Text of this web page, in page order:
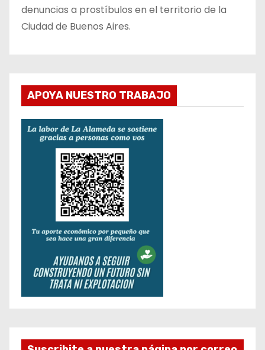
denuncias a prostíbulos en el territorio de la
Ciudad de Buenos Aires.
APOYA NUESTRO TRABAJO